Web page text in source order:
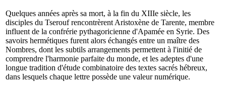
Quelques années après sa mort, à la fin du XIIIe siècle, les
disciples du Tserouf rencontrèrent Aristoxène de Tarente, membre
influent de la confrérie pythagoricienne d'Apamée en Syrie. Des
savoirs hermétiques furent alors échangés entre un maître des
Nombres, dont les subtils arrangements permettent à l'initié de
comprendre l'harmonie parfaite du monde, et les adeptes d'une
longue tradition d'étude combinatoire des textes sacrés hébreux,
dans lesquels chaque lettre possède une valeur numérique.